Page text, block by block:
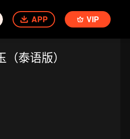
APP VIP
泰语版）